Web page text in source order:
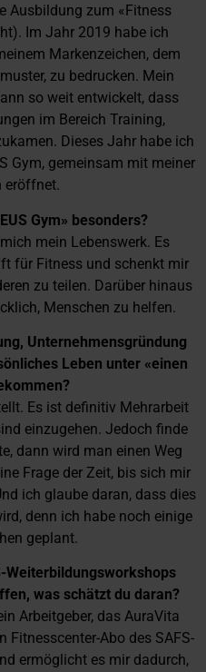
Ausbildung zum «Fitness
Im Jahr 2019 habe ich
Markenzeichen, dem
zu bedrucken. Mein
so weit entwickelt, dass
im Bereich Training,
Dieses Jahr habe ich
Gym, gemeinsam mit meiner
eröffnet.
Gym» besonders?
mein Lebenswerk. Es
für Fitness und schenkt mir
zu teilen. Darüber hinaus
Menschen zu helfen.
Unternehmensgründung
Leben unter «einen
Es ist definitiv Mehrarbeit
einzugehen. Jedoch finde
dann wird man einen Weg
Frage der Zeit, bis sich mir
ich glaube daran, dass dies
denn ich habe noch einige
geplant.
Weiterbildungsworkshops
was schätzt du daran?
Arbeitgeber, das AuraVita
Fitnesscenter-Abo des SAFS-
ermöglicht es mir dadurch,